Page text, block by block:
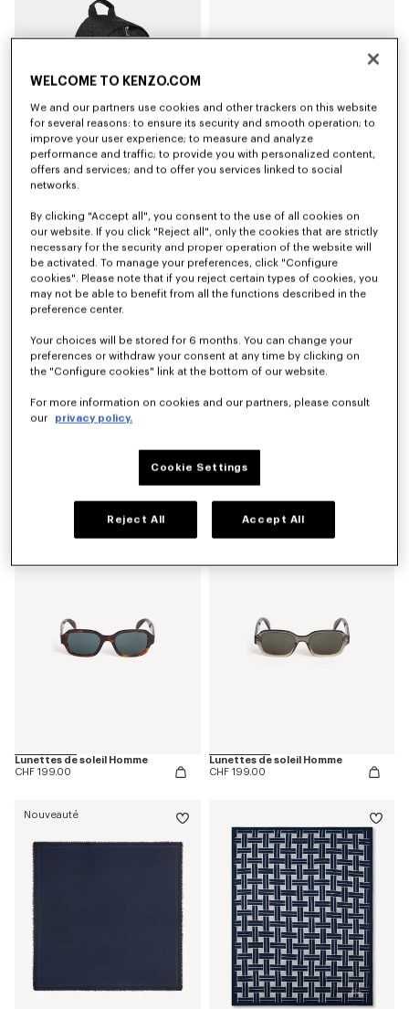
CHF 369.00
CHF 265.00
Lunettes de soleil Homme
CHF 199.00
Lunettes de soleil Homme
CHF 199.00
Nouveauté
WELCOME TO KENZO.COM
We and our partners use cookies and other trackers on this website
for several reasons: to ensure its security and smooth operation; to
improve your user experience; to measure and analyze
performance and traffic; to provide you with personalized content,
offers and services; and to offer you services linked to social
networks.
By clicking "Accept all", you consent to the use of all cookies on
our website. If you click "Reject all", only the cookies that are strictly
necessary for the security and proper operation of the website will
be activated. To manage your preferences, click "Configure
cookies". Please note that if you reject certain types of cookies, you
may not be able to benefit from all the functions described in the
preference center.
Your choices will be stored for 6 months. You can change your
preferences or withdraw your consent at any time by clicking on
the "Configure cookies" link at the bottom of our website.
For more information on cookies and our partners, please consult
our
privacy policy.
Cookie Settings
Reject All Accept All